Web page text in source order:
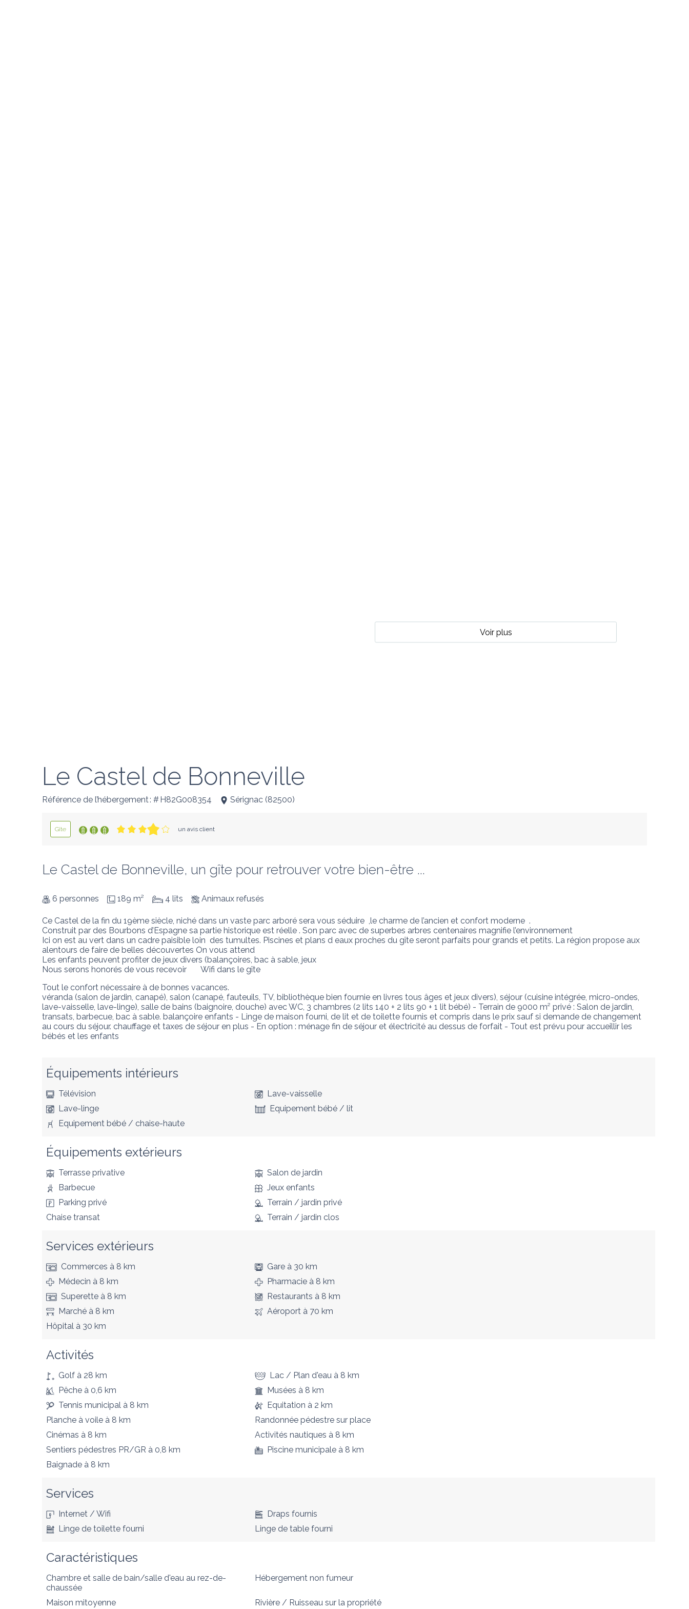
Voir plus
Le Castel de Bonneville
Référence de l’hébergement : # H82G008354 Sérignac (82500)
Gîte un avis client
Le Castel de Bonneville, un gîte pour retrouver votre bien-être ...
6 personnes 189 m² 4 lits Animaux refusés
Ce Castel de la fin du 19ème siècle, niché dans un vaste parc arboré sera vous séduire  ,le charme de l’ancien et confort moderne  .
Construit par des Bourbons d’Espagne sa partie historique est réelle . Son parc avec de superbes arbres centenaires magnifie l’environnement
Ici on est au vert dans un cadre paisible loin  des tumultes. Piscines et plans d eaux proches du gîte seront parfaits pour grands et petits. La région propose aux
alentours de faire de belles découvertes On vous attend
Les enfants peuvent profiter de jeux divers (balançoires, bac à sable, jeux
Nous serons honorés de vous recevoir       Wifi dans le gîte
Tout le confort nécessaire à de bonnes vacances.
véranda (salon de jardin, canapé), salon (canapé, fauteuils, TV, bibliothèque bien fournie en livres tous âges et jeux divers), séjour (cuisine intégrée, micro-ondes,
lave-vaisselle, lave-linge), salle de bains (baignoire, douche) avec WC, 3 chambres (2 lits 140 + 2 lits 90 + 1 lit bébé) - Terrain de 9000 m² privé : Salon de jardin,
transats, barbecue, bac à sable. balançoire enfants - Linge de maison fourni, de lit et de toilette fournis et compris dans le prix sauf si demande de changement
au cours du séjour. chauffage et taxes de séjour en plus - En option : ménage fin de séjour et électricité au dessus de forfait - Tout est prévu pour accueillir les
bébés et les enfants
Équipements intérieurs
Télévision
Lave-vaisselle
Lave-linge
Equipement bébé / lit
Equipement bébé / chaise-haute
Équipements extérieurs
Terrasse privative
Salon de jardin
Barbecue
Jeux enfants
Parking privé
Terrain / jardin privé
Chaise transat
Terrain / jardin clos
Services extérieurs
Commerces à 8 km Gareà 30 km
Médecin à 8 km Pharmacieà 8 km
Superette à 8 km Restaurants à 8 km
Marché à 8 km Aéroportà 70 km
Hôpital à 30 km
Activités
Golf à 28 km Lac / Plan d'eauà 8 km
Pêche à 0,6 km Musées à 8 km
Tennis municipal à 8 km Equitation à 2 km
Planche à voile à 8 km Randonnée pédestresur place
Cinémas à 8 km Activités nautiques à 8 km
Sentiers pédestres PR/GR à 0,8 km Piscine municipaleà 8 km
Baignade à 8 km
Services
Internet / Wifi
Draps fournis
Linge de toilette fourni
Linge de table fourni
Caractéristiques
Chambre et salle de bain/salle d'eau au rez-de-
chaussée
Hébergement non fumeur
Maison mitoyenne Rivière / Ruisseau sur la propriété